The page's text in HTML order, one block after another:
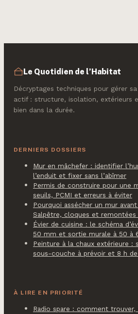
Le Quotidien de l’Habitat
Décryptages techniques pour gérer
actif : structure, isolation, extérieurs
bien dans la durée.
DERNIERS DOSSIERS
Mur en mâchefer : identifier
l’enduit et fixer sans l’abîmer
Permis de construire pour une
seuils, PCMI et erreurs à éviter
Pourquoi assécher un mur
Salpêtre, cloques et remontées
Évier de cuisine : le schéma
50 mm et sortie murale à 50 à
Peinture à la chaux extérieure :
sous-couche à prévoir et 8 h de
À LIRE EN PRIORITÉ
Radio spare : comment